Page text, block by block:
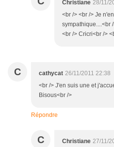
Christiane 28/11/
<br /> <br /> Je
sympathique....<br
<br /> Cricri<br />
C cathycat 26/11/2011 22:38
<br /> J'en suis une et
Bisous<br />
Répondre
C Christiane 27/11/